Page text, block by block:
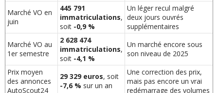
Marché VO en
juin
445 791
immatriculations,
soit -0,9 %
Un léger recul malgré
deux jours ouvrés
supplémentaires
Marché VO au
1er semestre
2 628 474
immatriculations,
soit -4,1 %
Un marché encore sous
son niveau de 2025
Prix moyen
des annonces
AutoScout24
29 329 euros, soit
-7,6 % sur un an
Une correction des prix,
mais pas encore un vrai
redémarrage des volumes